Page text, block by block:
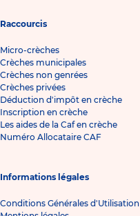
Raccourcis
Micro-crèches
Crèches municipales
Crèches non genrées
Crèches privées
Déduction d'impôt en crèche
Inscription en crèche
Les aides de la Caf en crèche
Numéro Allocataire CAF
Informations légales
Conditions Générales d'Utilisation